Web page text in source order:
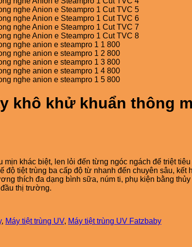
khô khử khuẩn thông
khác biệt, len lỏi đến từng ngóc ngách để triệt
tiệt trùng ba cấp độ từ nhanh đến chuyên sâu,
thích đa dạng bình sữa, núm ti, phụ kiện bằng
thị trường.
, Máy tiệt trùng UV, Máy tiệt trùng UV Fatzbaby